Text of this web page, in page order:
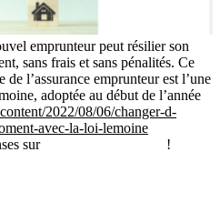
emprunteur peut résilier son
sans frais et sans pénalités. Ce
l’assurance emprunteur est l’une
adoptée au début de l’année
2022/08/06/changer-d-
avec-la-loi-lemoine
sur
!